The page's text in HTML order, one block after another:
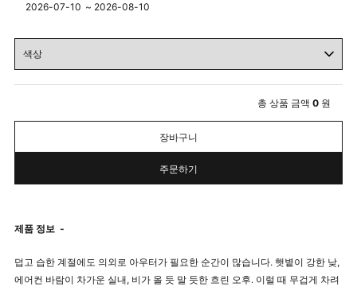
2026-07-10 ~ 2026-08-10
총 상품 금액 0 원
장바구니
주문하기
제품 정보 -
덥고 습한 계절에도 의외로 아우터가 필요한 순간이 많습니다. 햇볕이 강한 낮,
에어컨 바람이 차가운 실내, 비가 올 듯 말 듯한 흐린 오후. 이럴 때 무겁게 차려